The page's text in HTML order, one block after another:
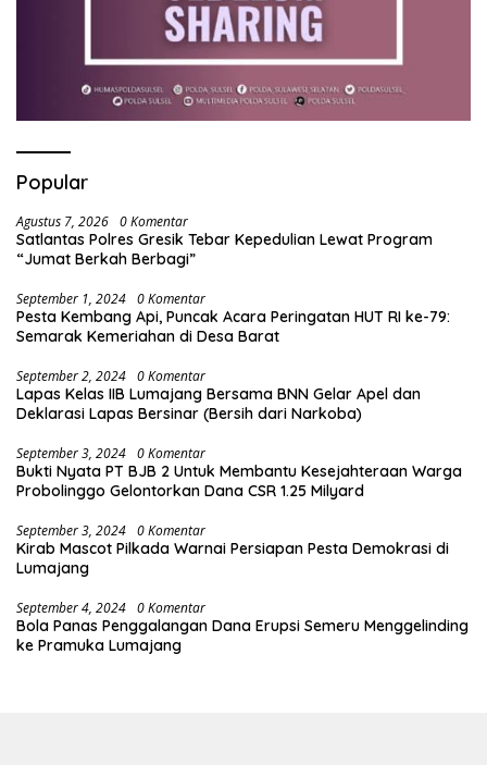
Popular
Agustus 7, 2026 0 Komentar
Satlantas Polres Gresik Tebar Kepedulian Lewat Program
“Jumat Berkah Berbagi”
September 1, 2024 0 Komentar
Pesta Kembang Api, Puncak Acara Peringatan HUT RI ke-79:
Semarak Kemeriahan di Desa Barat
September 2, 2024 0 Komentar
Lapas Kelas IIB Lumajang Bersama BNN Gelar Apel dan
Deklarasi Lapas Bersinar (Bersih dari Narkoba)
September 3, 2024 0 Komentar
Bukti Nyata PT BJB 2 Untuk Membantu Kesejahteraan Warga
Probolinggo Gelontorkan Dana CSR 1.25 Milyard
September 3, 2024 0 Komentar
Kirab Mascot Pilkada Warnai Persiapan Pesta Demokrasi di
Lumajang
September 4, 2024 0 Komentar
Bola Panas Penggalangan Dana Erupsi Semeru Menggelinding
ke Pramuka Lumajang